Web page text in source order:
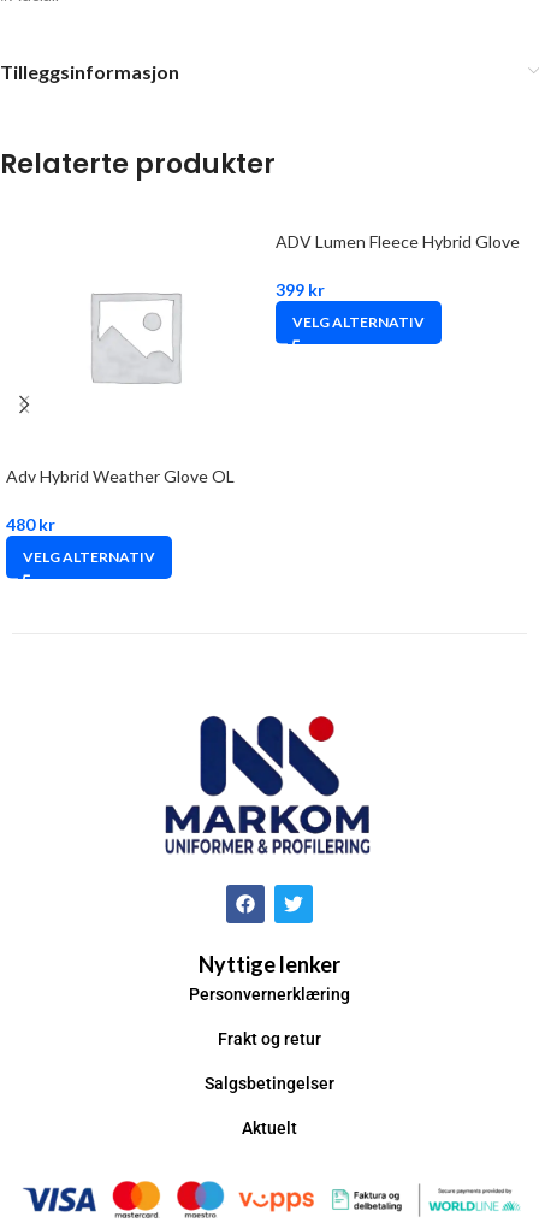
Tilleggsinformasjon
Relaterte produkter
Adv Hybrid Weather Glove OL
480kr
VELG ALTERNATIV
ADV Lumen Fleece Hybrid Glove
399 kr
VELG ALTERNATIV
Nyttige lenker
Personvernerklæring
Frakt og retur
Salgsbetingelser
Aktuelt